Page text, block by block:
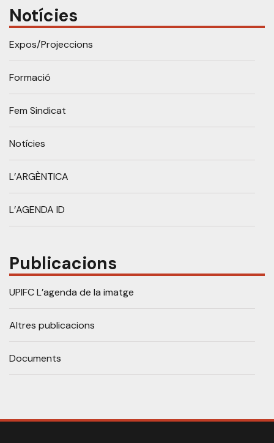
Notícies
Expos/Projeccions
Formació
Fem Sindicat
Notícies
L’ARGÈNTICA
L’AGENDA ID
Publicacions
UPIFC L’agenda de la imatge
Altres publicacions
Documents